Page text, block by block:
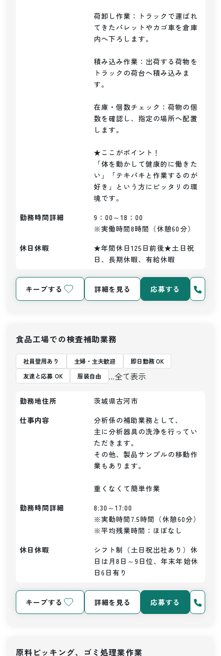
荷卸し作業：トラックで運ばれ
てきたパレットやカゴ車を倉庫
内へ下ろします。
積み込み作業：出荷する荷物を
トラックの荷台へ積み込みま
す。
在庫・個数チェック：荷物の個
数を確認し、指定の場所へ配置
します。
★ここがポイント！
「体を動かして健康的に働きた
い」「テキパキと作業するのが
好き」という方にピッタリの環
境です。
勤務時間詳細
9：00～18：00
※実働時間8時間（休憩60分）
休日休暇
★年間休日125日前後★土日祝
日、長期休暇、有給休暇
キープする 詳細を見る 応募する
食品工場での検査補助業務
社員登用あり 主婦・主夫歓迎
即日勤務 OK
友達と応募 OK
服装自由 ...全て表示
勤務地住所
茨城県古河市
仕事内容
分析係の補助業務として、
主に分析器具の洗浄を行ってい
ただきます。
その他、製品サンプルの移動作
業もあります。
重くなくて簡単作業
勤務時間詳細
8:30～17:00
※実動時間7.5時間（休憩60分）
※平均残業時間：ほぼなし
休日休暇
シフト制（土日祝出社あり）休
日は月8日～9日位、年末年始休
日6日有り
キープする 詳細を見る 応募する
原料ピッキング、ゴミ処理業作業